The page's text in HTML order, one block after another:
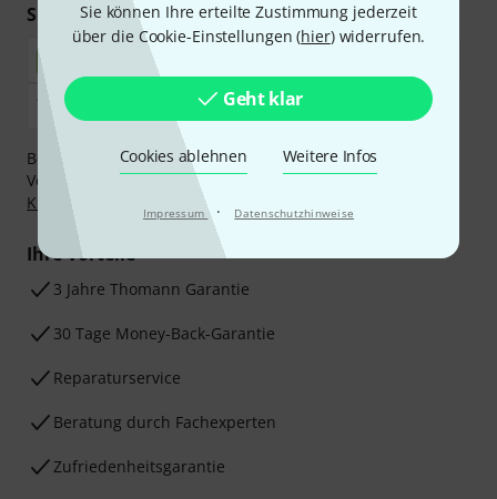
Sie können Ihre erteilte Zustimmung jederzeit
über die Cookie-Einstellungen (hier) widerrufen.
Geht klar
Cookies ablehnen Weitere Infos
Impressum · Datenschutzhinweise
Sicher einkaufen & bezahlen
Bezahlen Sie vertraulich und sicher per Nachnahme,
Vorkasse, PayPal, Amazon Pay,
Klarna Sofort bezahlen
Klarna Ratenzahlung
oder Kreditkarte.
Ihre Vorteile
3 Jahre Thomann Garantie
30 Tage Money-Back-Garantie
Reparaturservice
Beratung durch Fachexperten
Zufriedenheitsgarantie